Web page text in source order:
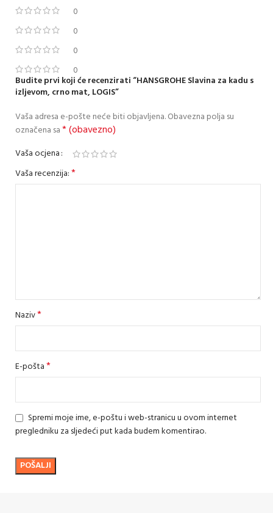
0
0
0
0
Budite prvi koji će recenzirati “HANSGROHE Slavina za kadu s
izljevom, crno mat, LOGIS”
Vaša adresa e-pošte neće biti objavljena.Obavezna polja su
označena sa* (obavezno)
Vaša ocjena
Vaša recenzija:*
Naziv*
E-pošta*
Spremi moje ime, e-poštu i web-stranicu u ovom internet
pregledniku za sljedeći put kada budem komentirao.